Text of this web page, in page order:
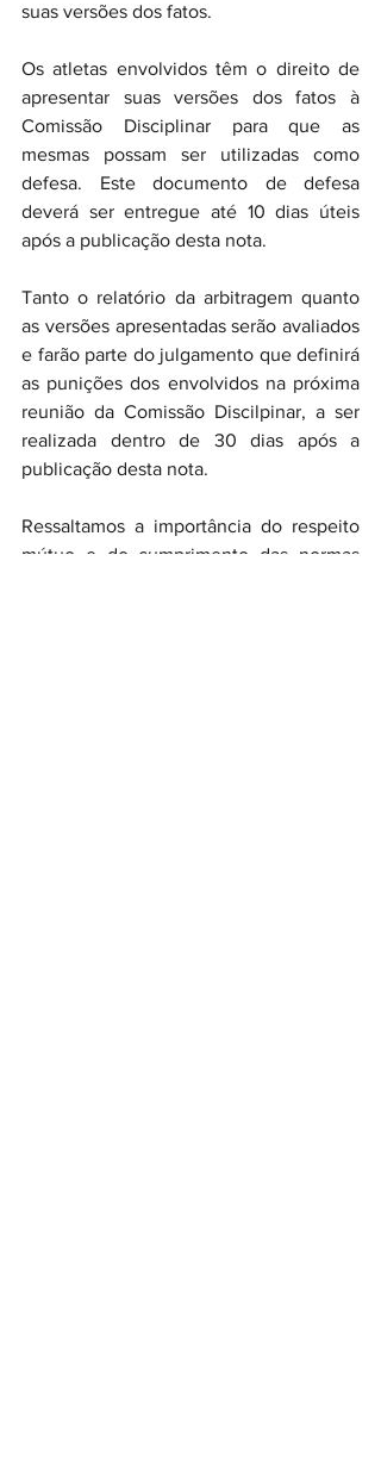
suas versões dos fatos.
Os atletas envolvidos têm o direito de
apresentar suas versões dos fatos à
Comissão Disciplinar para que as
mesmas possam ser utilizadas como
defesa. Este documento de defesa
deverá ser entregue até 10 dias úteis
após a publicação desta nota.
Tanto o relatório da arbitragem quanto
as versões apresentadas serão avaliados
e farão parte do julgamento que definirá
as punições dos envolvidos na próxima
reunião da Comissão Discilpinar, a ser
realizada dentro de 30 dias após a
publicação desta nota.
Ressaltamos a importância do respeito
mútuo e do cumprimento das normas